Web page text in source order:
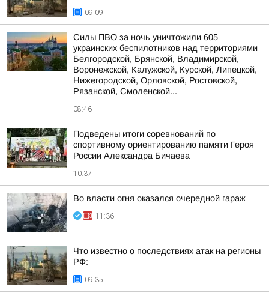
09:09
Силы ПВО за ночь уничтожили 605
украинских беспилотников над территориями
Белгородской, Брянской, Владимирской,
Воронежской, Калужской, Курской, Липецкой,
Нижегородской, Орловской, Ростовской,
Рязанской, Смоленской...
08:46
Подведены итоги соревнований по
спортивному ориентированию памяти Героя
России Александра Бичаева
10:37
Во власти огня оказался очередной гараж
11:36
Что известно о последствиях атак на регионы
РФ:
09:35